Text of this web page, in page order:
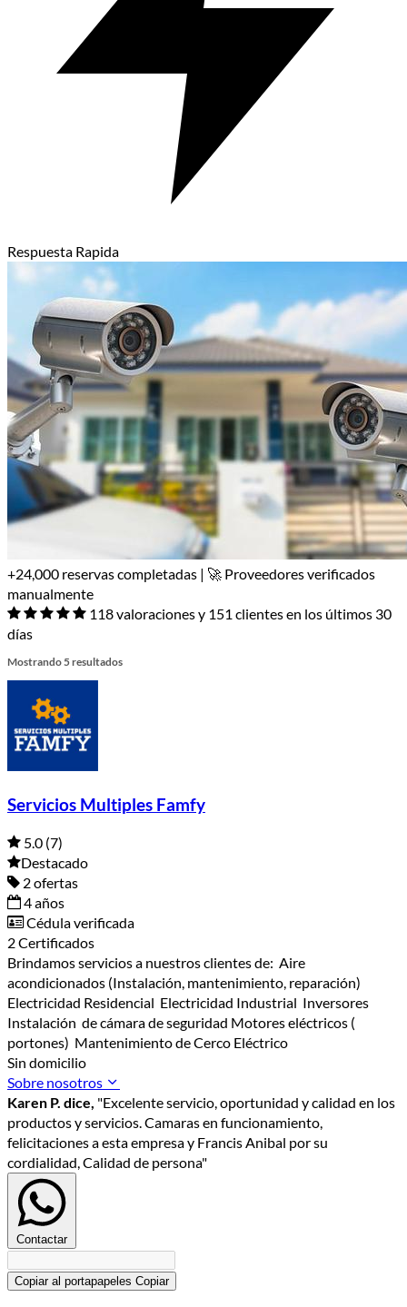
Respuesta Rapida
+24,000 reservas completadas | 🚀 Proveedores verificados
manualmente
118 valoraciones y 151 clientes en los últimos 30
días
Mostrando 5 resultados
Servicios Multiples Famfy
5.0 (7)
Destacado
2 ofertas
4 años
Cédula verificada
2 Certificados
Brindamos servicios a nuestros clientes de: Aire
acondicionados (Instalación, mantenimiento, reparación)
Electricidad Residencial Electricidad Industrial Inversores
Instalación de cámara de seguridad Motores eléctricos (
portones) Mantenimiento de Cerco Eléctrico
Sin domicilio
Sobre nosotros
Karen P. dice, "Excelente servicio, oportunidad y calidad en los
productos y servicios. Camaras en funcionamiento,
felicitaciones a esta empresa y Francis Anibal por su
cordialidad, Calidad de persona"
Contactar
Copiar al portapapeles Copiar